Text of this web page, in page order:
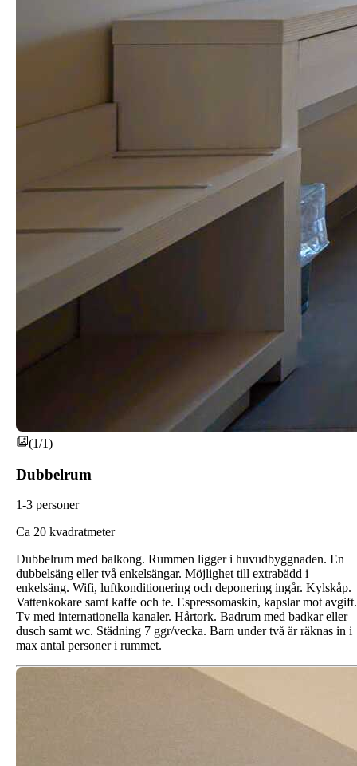
(1/1)
Dubbelrum
1-3 personer
Ca 20 kvadratmeter
Dubbelrum med balkong. Rummen ligger i huvudbyggnaden. En
dubbelsäng eller två enkelsängar. Möjlighet till extrabädd i
enkelsäng. Wifi, luftkonditionering och deponering ingår. Kylskåp.
Vattenkokare samt kaffe och te. Espressomaskin, kapslar mot avgift.
Tv med internationella kanaler. Hårtork. Badrum med badkar eller
dusch samt wc. Städning 7 ggr/vecka. Barn under två är räknas in i
max antal personer i rummet.